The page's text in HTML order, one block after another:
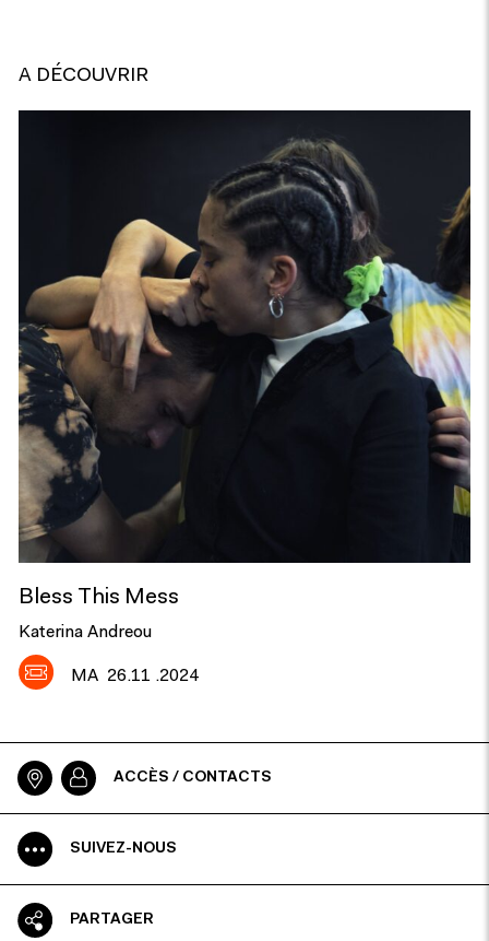
A DÉCOUVRIR
Bless This Mess
Katerina Andreou
MA 26.11 .2024
ACCÈS / CONTACTS
SUIVEZ-NOUS
PARTAGER